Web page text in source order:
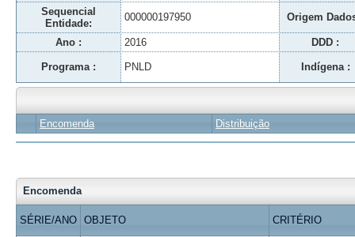
Sequencial
Entidade:
000000197950 Origem
Ano : 2016 DDD :
Programa : PNLD Indígena :
Encomenda Distribuição
Encomenda
SÉRIE/ANO OBJETO CRITÉRIO